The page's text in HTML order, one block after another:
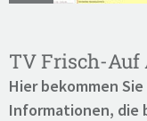
TV Frisch-Auf
Hier bekommen
Informationen, die